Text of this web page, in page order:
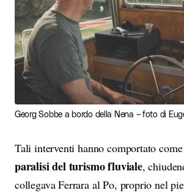
Georg Sobbe a bordo della Nena – foto di
Tali interventi hanno comportato
paralisi del turismo fluviale,
collegava Ferrara al Po, proprio nel